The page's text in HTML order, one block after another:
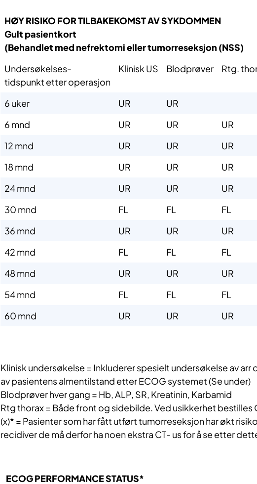
HØY RISIKO FOR TILBAKEKOMST AV SYKDOMMEN
Gult pasientkort​
(Behandlet med nefrektomi eller tumorreseksjon (NSS)​
Undersøkelses-
​tidspunkt etter operasjon​​
​Klinisk US​ Blodprøver ​Rtg.
​6 uker ​UR
​UR
​6 mnd
​UR ​UR ​UR​
​12 mnd
​UR ​UR ​UR
​18 mnd
​UR ​UR
​UR
​24 mnd
​UR ​UR ​UR
​30 mnd
​FL ​FL
​FL
​36 mnd
​UR ​UR
​UR
​42 mnd
​FL ​FL
​FL
​48 mnd
​UR ​UR
​UR
​54 mnd
​FL ​FL
​FL
​60 mnd
​UR ​UR ​UR
Klinisk undersøkelse = Inkluderer spesielt undersøkelse av arr
av pasientens almentilstand etter ECOG systemet (Se under)
Blodprøver hver gang = Hb, ALP, SR, Kreatinin, Karbamid
Rtg thorax = Både front og sidebilde. Ved usikkerhet bestilles
(x)* = Pasienter som har fått utført tumorreseksjon har økt
recidiver de må derfor ha noen ekstra CT- us for å se etter
​​ ​ECOG PERFORMANCE STATUS*